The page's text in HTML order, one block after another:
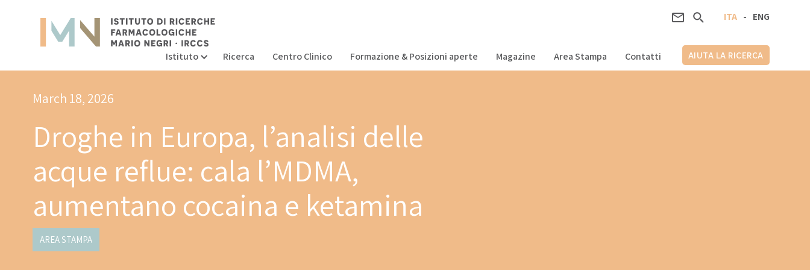
ENG
-
ITA
Istituto Ricerca Centro Clinico Formazione & Posizioni aperte Magazine Area Stampa Contatti AIUTA LA RICERCA
March 18, 2026
Droghe in Europa, l’analisi delle
acque reflue: cala l’MDMA,
aumentano cocaina e ketamina
AREA STAMPA